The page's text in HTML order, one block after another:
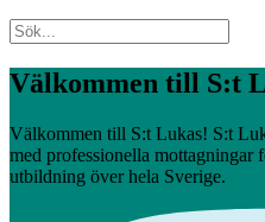
Välkommen till S:t
Välkommen till S:t Lukas! S:t
med professionella mottagningar
utbildning över hela Sverige.